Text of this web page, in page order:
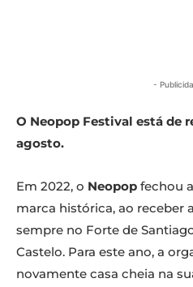
-
O Neopop Festival está de
agosto.
Em 2022, o Neopop fechou
marca histórica, ao receber
sempre no Forte de
Castelo. Para este ano, a
novamente casa cheia na